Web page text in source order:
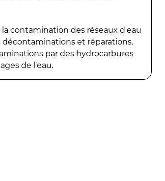
contamination des réseaux d'eau
et réparations.
par des hydrocarbures
de l'eau.